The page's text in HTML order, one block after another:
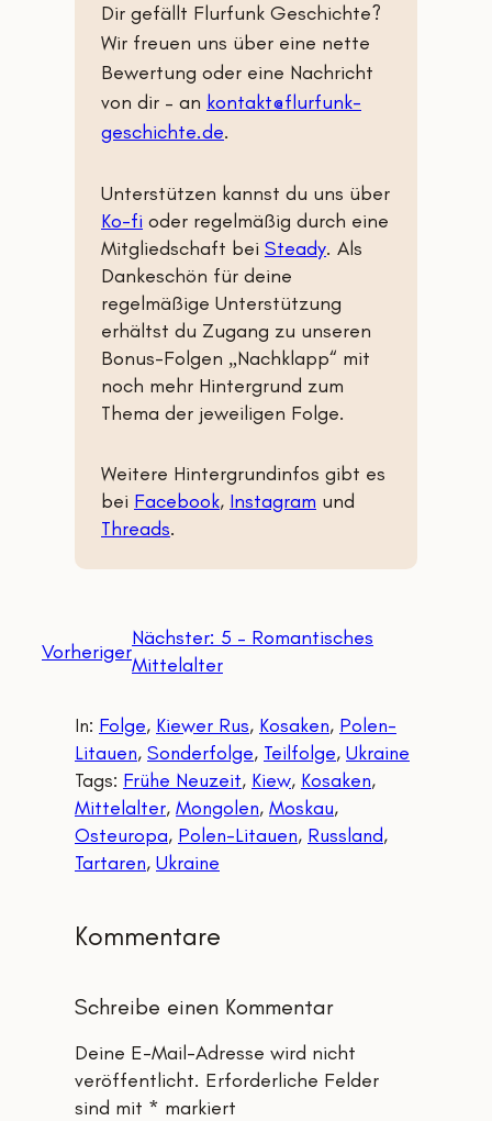
Dir gefällt Flurfunk Geschichte?
Wir freuen uns über eine nette
Bewertung oder eine Nachricht
von dir – an kontakt@flurfunk-
geschichte.de.
Unterstützen kannst du uns über
Ko-fi oder regelmäßig durch eine
Mitgliedschaft bei Steady. Als
Dankeschön für deine
regelmäßige Unterstützung
erhältst du Zugang zu unseren
Bonus-Folgen „Nachklapp“ mit
noch mehr Hintergrund zum
Thema der jeweiligen Folge.
Weitere Hintergrundinfos gibt es
bei Facebook, Instagram und
Threads.
Vorheriger
Nächster: 5 – Romantisches
Mittelalter
In: Folge, Kiewer Rus, Kosaken, Polen-
Litauen, Sonderfolge, Teilfolge, Ukraine
Tags: Frühe Neuzeit, Kiew, Kosaken
Mittelalter, Mongolen, Moskau
Osteuropa, Polen-Litauen, Russland
Tartaren, Ukraine
Kommentare
Schreibe einen Kommentar
Deine E-Mail-Adresse wird nicht
veröffentlicht. Erforderliche Felder
sind mit * markiert